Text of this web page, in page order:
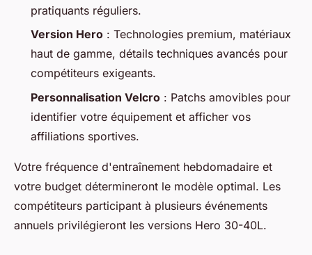
pratiquants réguliers.
Version Hero : Technologies premium, matériaux
haut de gamme, détails techniques avancés pour
compétiteurs exigeants.
Personnalisation Velcro : Patchs amovibles pour
identifier votre équipement et afficher vos
affiliations sportives.
Votre fréquence d'entraînement hebdomadaire et
votre budget détermineront le modèle optimal. Les
compétiteurs participant à plusieurs événements
annuels privilégieront les versions Hero 30-40L.